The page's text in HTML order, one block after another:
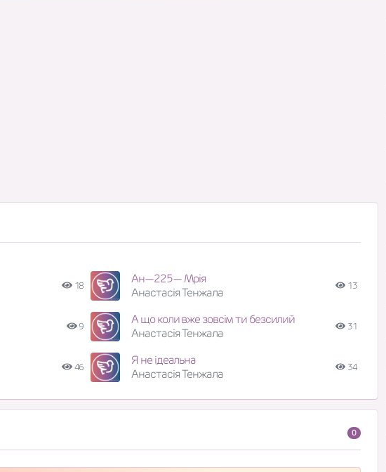
18
Ан—225— Мрія
Анастасія Тенжала
13
9
А що коли вже зовсім ти безсилий
Анастасія Тенжала
31
46
Я не ідеальна
Анастасія Тенжала
34
0